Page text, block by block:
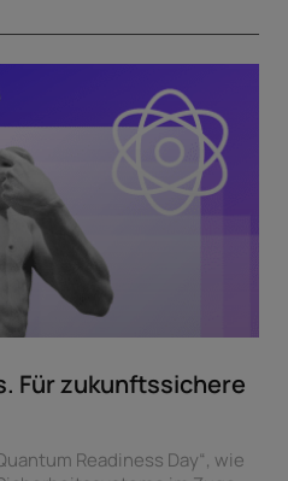
Für zukunftssichere
Readiness Day“, wie